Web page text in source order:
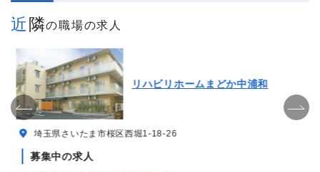
近隣の職場の求人
リハビリホームまどか中浦和
埼玉県さいたま市桜区西堀1-18-26
募集中の求人